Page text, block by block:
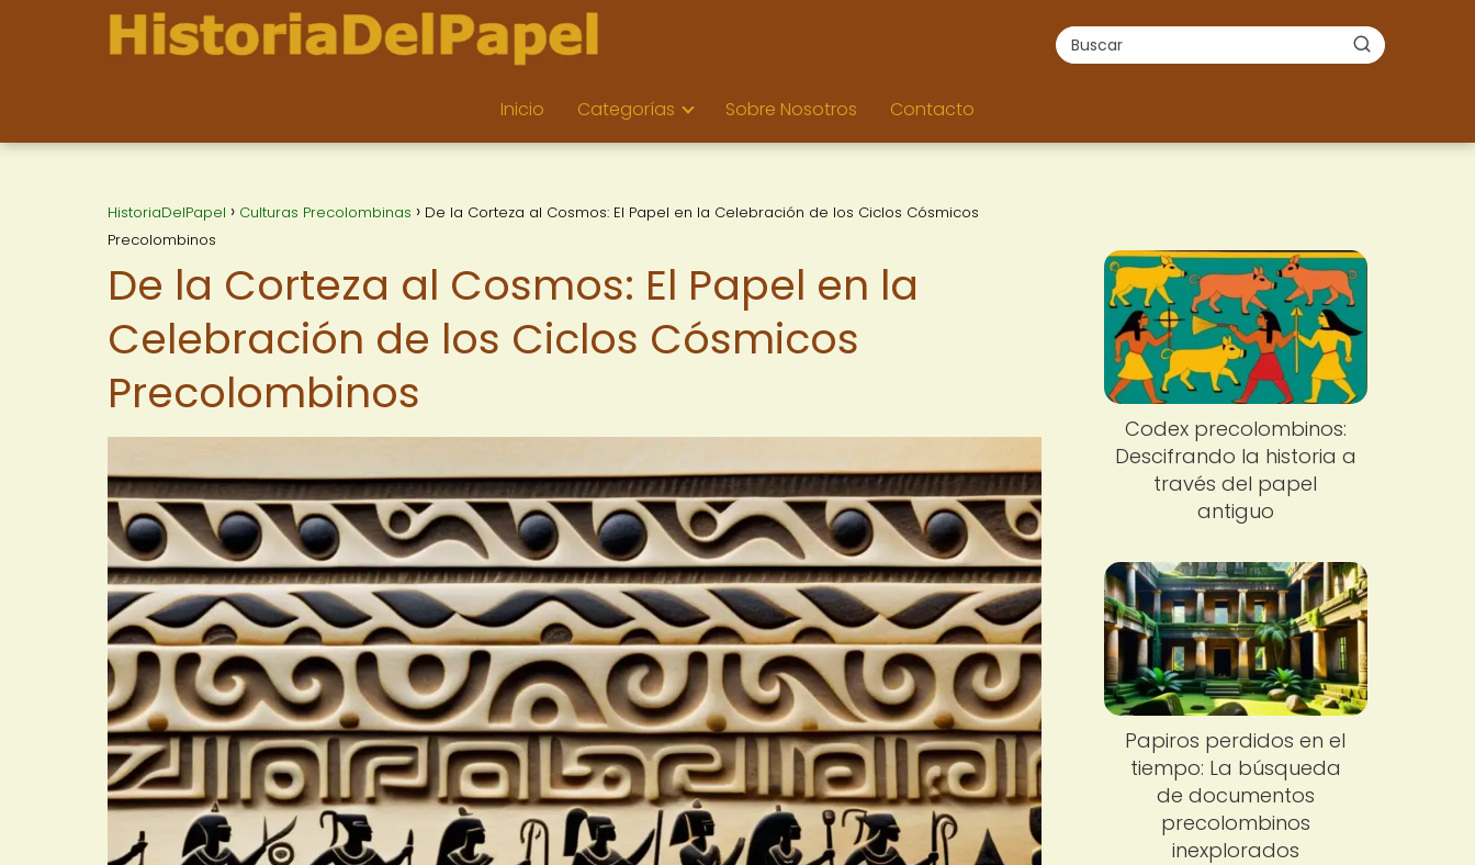
Inicio Categorías Sobre Nosotros Contacto
HistoriaDelPapel Culturas Precolombinas
De la Corteza al Cosmos: El Papel en la Celebración de los Ciclos Cósmicos
Precolombinos
De la Corteza al Cosmos: El Papel en la
Celebración de los Ciclos Cósmicos
Precolombinos
Codex precolombinos:
Descifrando la historia a
través del papel
antiguo
Papiros perdidos en el
tiempo: La búsqueda
de documentos
precolombinos
inexplorados